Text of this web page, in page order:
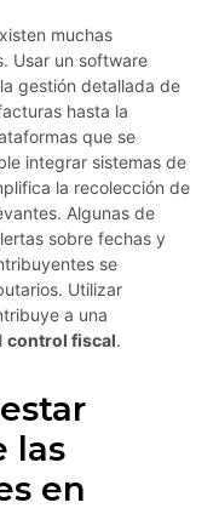
muchas
Usar un software
gestión detallada de
hasta la
que se
integrar sistemas de
la recolección de
Algunas de
sobre fechas y
se
Utilizar
a una
control fiscal.
las
en